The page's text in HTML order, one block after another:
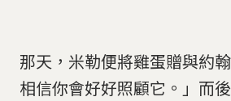
那天，米勒便將雞蛋贈與約
相信你會好好照顧它。」而